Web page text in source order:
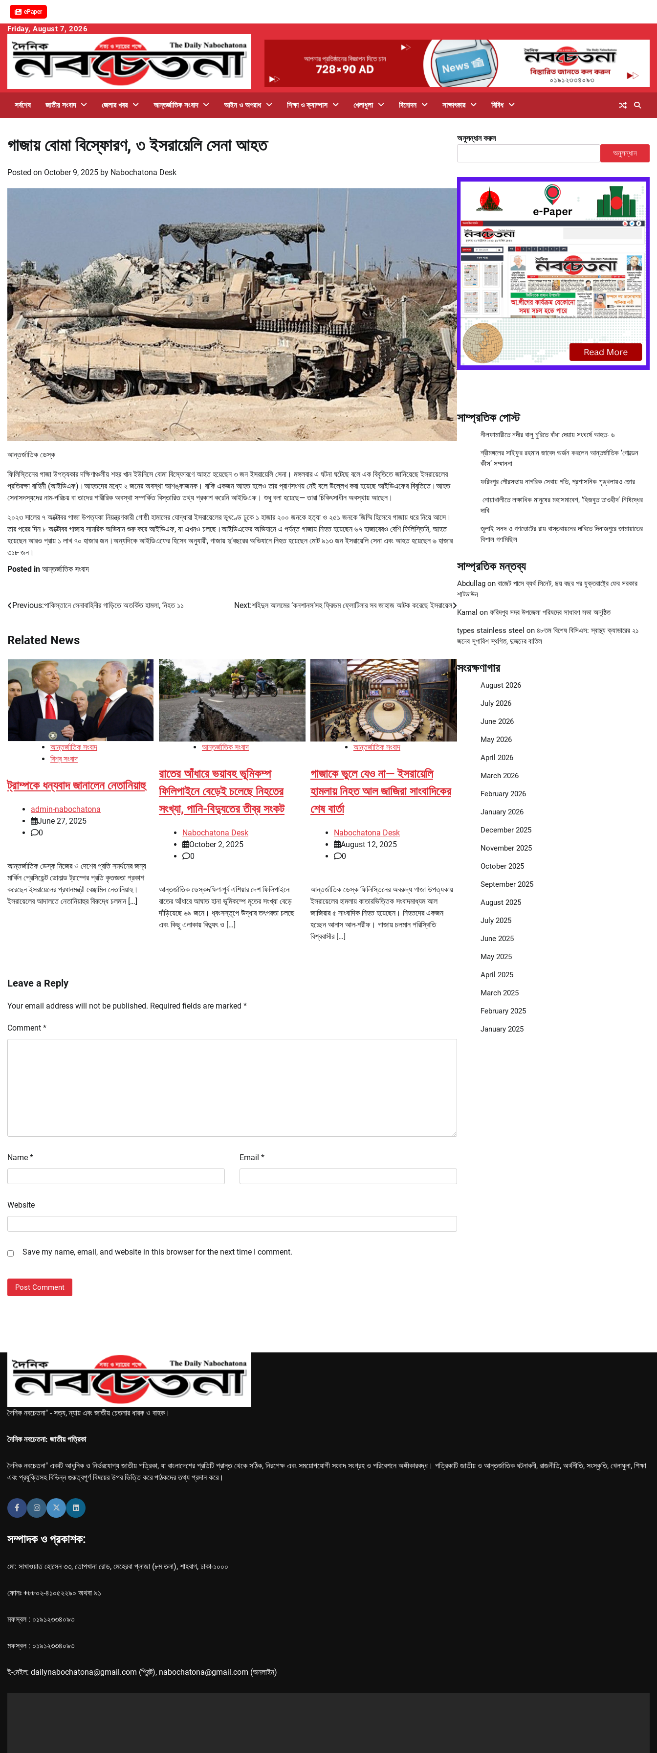
ePaper
Skip
content
Friday, August 7, 2026
সর্বশেষ জাতীয় সংবাদ জেলার খবর আন্তর্জাতিক সংবাদ আইন ও অপরাধ শিক্ষা ও ক্যাম্পাস খেলাধুলা বিনোদন সাক্ষাৎকার বিবিধ
গাজায় বোমা বিস্ফোরণ, ৩ ইসরায়েলি সেনা আহত
Posted on October 9, 2025 by Nabochatona Desk
আন্তর্জাতিক ডেস্ক
ফিলিস্তিনের গাজা উপত্যকার দক্ষিণাঞ্চলীয় শহর খান ইউনিসে বোমা বিস্ফোরণে আহত হয়েছেন ৩ জন ইসরায়েলি সেনা। মঙ্গলবার এ ঘটনা ঘটেছে বলে এক বিবৃতিতে জানিয়েছে ইসরায়েলের
প্রতিরক্ষা বাহিনী (আইডিএফ)।আহতদের মধ্যে ২ জনের অবস্থা আশঙ্কাজনক। বাকি একজন আহত হলেও তার প্রাণসংশয় নেই বলে উল্লেখ করা হয়েছে আইডিএফের বিবৃতিতে।আহত
সেনাসদস্যদের নাম-পরিচয় বা তাদের শারীরিক অবস্থা সম্পর্কিত বিস্তারিত তথ্য প্রকাশ করেনি আইডিএফ। শুধু বলা হয়েছে— তারা চিকিৎসাধীন অবস্থায় আছেন।
২০২৩ সালের ৭ অক্টোবর গাজা উপত্যকা নিয়ন্ত্রণকারী গোষ্ঠী হামাসের যোদ্ধারা ইসরায়েলের ভূখণ্ডে ঢুকে ১ হাজার ২০০ জনকে হত্যা ও ২৫১ জনকে জিম্মি হিসেবে গাজায় ধরে নিয়ে আসে।
তার পরের দিন ৮ অক্টোবর গাজায় সামরিক অভিযান শুরু করে আইডিএফ, যা এখনও চলছে।আইডিএফের অভিযানে এ পর্যন্ত গাজায় নিহত হয়েছেন ৬৭ হাজারেরও বেশি ফিলিস্তিনি, আহত
হয়েছেন আরও প্রায় ১ লাখ ৭০ হাজার জন।অন্যদিকে আইডিএফের হিসেব অনুযায়ী, গাজায় দু’বছরের অভিযানে নিহত হয়েছেন মোট ৯১৩ জন ইসরায়েলি সেনা এবং আহত হয়েছেন ৬ হাজার
৩১৮ জন।
Posted in আন্তর্জাতিক সংবাদ
Post
Previous:পাকিস্তানে সেনাবাহিনীর গাড়িতে অতর্কিত হামলা, নিহত ১১ Next:শহিদুল আলমের ‘কনশানস’সহ ফ্রিডম ফ্লোটিলার সব জাহাজ আটক করেছে ইসরায়েল
Related News
আন্তর্জাতিক সংবাদ
বিশ্ব সংবাদ
ট্রাম্পকে ধন্যবাদ জানালেন নেতানিয়াহু
admin-nabochatona
June 27, 2025
0
আন্তর্জাতিক ডেস্ক নিজের ও দেশের প্রতি সমর্থনের জন্য
মার্কিন প্রেসিডেন্ট ডোনাল্ড ট্রাম্পের প্রতি কৃতজ্ঞতা প্রকাশ
করেছেন ইসরায়েলের প্রধানমন্ত্রী বেঞ্জামিন নেতানিয়াহু।
ইসরায়েলের আদালতে নেতানিয়াহুর বিরুদ্ধে চলমান […]
আন্তর্জাতিক সংবাদ
রাতের আঁধারে ভয়াবহ ভূমিকম্প
ফিলিপাইনে বেড়েই চলেছে নিহতের
সংখ্যা, পানি-বিদ্যুতের তীব্র সংকট
Nabochatona Desk
October 2, 2025
0
আন্তর্জাতিক ডেস্কদক্ষিণ-পূর্ব এশিয়ার দেশ ফিলিপাইনে
রাতের আঁধারে আঘাত হানা ভূমিকম্পে মৃতের সংখ্যা বেড়ে
দাঁড়িয়েছে ৬৯ জনে। ধ্বংসস্তূপে উদ্ধার তৎপরতা চলছে
এবং কিছু এলাকায় বিদ্যুৎ ও […]
আন্তর্জাতিক সংবাদ
গাজাকে ভুলে যেও না— ইসরায়েলি
হামলায় নিহত আল জাজিরা সাংবাদিকের
শেষ বার্তা
Nabochatona Desk
August 12, 2025
0
আন্তর্জাতিক ডেস্ক ফিলিস্তিনের অবরুদ্ধ গাজা উপত্যকায়
ইসরায়েলের হামলায় কাতারভিত্তিক সংবাদমাধ্যম আল
জাজিরার ৫ সাংবাদিক নিহত হয়েছেন। নিহতদের একজন
হচ্ছেন আনাস আল-শরীফ। গাজায় চলমান পরিস্থিতি
বিশ্ববাসীর […]
Leave a Reply
Your email address will not be published. Required fields are marked *
Comment *
Name * Email *
Website
Save my name, email, and website in this browser for the next time I comment.
অনুসন্ধান করুন
অনুসন্ধান
সাম্প্রতিক পোস্ট
নীলফামারীতে নদীর বালু চুরিতে বাঁধা দেয়ায় সংঘর্ষে আহত- ৬
শ্রীমঙ্গলের সাইফুর রহমান জাবেদ অর্জন করলেন আন্তর্জাতিক ‘গোল্ডেন
কীস’ সম্মাননা
ফরিদপুর পৌরসভায় নাগরিক সেবায় গতি, প্রশাসনিক শৃঙ্খলায়ও জোর
নোয়াখালীতে লক্ষাধিক মানুষের মহাসমাবেশ, ‘হিজবুত তাওহীদ’ নিষিদ্ধের
দাবি
জুলাই সনদ ও গণভোটের রায় বাস্তবায়নের দাবিতে দিনাজপুরে জামায়াতের
বিশাল গণমিছিল
সাম্প্রতিক মন্তব্য
Abdullagon বাজেট পাসে ব্যর্থ সিনেট, ছয় বছর পর যুক্তরাষ্ট্রে ফের সরকার
শাটডাউন
Kamal on ফরিদপুর সদর উপজেলা পরিষদের সাধারণ সভা অনুষ্ঠিত
types stainless steel on ৪৮তম বিশেষ বিসিএস: স্বাস্থ্য ক্যাডারের ২১
জনের সুপারিশ স্থগিত, দুজনের বাতিল
সংরক্ষণাগার
August 2026
July 2026
June 2026
May 2026
April 2026
March 2026
February 2026
January 2026
December 2025
November 2025
October 2025
September 2025
August 2025
July 2025
June 2025
May 2025
April 2025
March 2025
February 2025
January 2025
দৈনিক নবচেতনা" - সত্য, ন্যায় এবং জাতীয় চেতনার ধারক ও বাহক।
দৈনিক নবচেতনা: জাতীয় পত্রিকা
দৈনিক নবচেতনা" একটি আধুনিক ও নির্ভরযোগ্য জাতীয় পত্রিকা, যা বাংলাদেশের প্রতিটি প্রান্ত থেকে সঠিক, নিরপেক্ষ এবং সময়োপযোগী সংবাদ সংগ্রহ ও পরিবেশনে অঙ্গীকারবদ্ধ। পত্রিকাটি জাতীয় ও আন্তর্জাতিক ঘটনাবলী, রাজনীতি, অর্থনীতি, সংস্কৃতি, খেলাধুলা, শিক্ষা
এবং প্রযুক্তিসহ বিভিন্ন গুরুত্বপূর্ণ বিষয়ের উপর ভিত্তি করে পাঠকদের তথ্য প্রদান করে।
সম্পাদক ও প্রকাশক:
মো: সাখাওয়াত হোসেন ৩৩, তোপখানা রোড, মেহেরবা প্লাজা (৮ম তলা), শাহবাগ, ঢাকা-১০০০
ফোনঃ +৮৮০২-৪১০৫২২৯০ অথবা ৯১
মফস্বল : ০১৯১২৩৩৪০৯৩
মফস্বল : ০১৯১২৩৩৪০৯৩
ই-মেইল: dailynabochatona@gmail.com (প্রিন্ট), nabochatona@gmail.com (অনলাইন)